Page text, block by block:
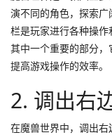
演不同的角色，探索
栏是玩家进行各种操
其中一个重要的部分，
提高游戏操作的效率。
2. 调出右
在魔兽世界中，调出